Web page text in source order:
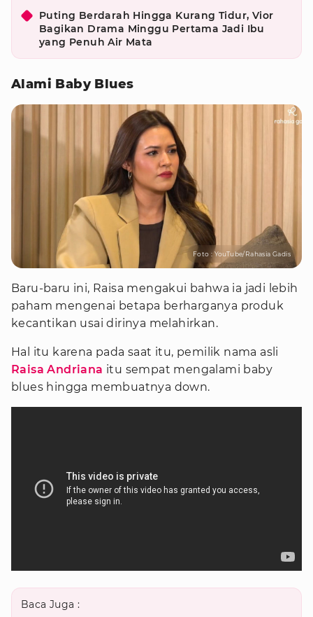
Puting Berdarah Hingga Kurang Tidur, Vior
Bagikan Drama Minggu Pertama Jadi Ibu
yang Penuh Air Mata
Alami Baby Blues
Foto : YouTube/Rahasia Gadis
Baru-baru ini, Raisa mengakui bahwa ia jadi lebih
paham mengenai betapa berharganya produk
kecantikan usai dirinya melahirkan.
Hal itu karena pada saat itu, pemilik nama asli
Raisa Andriana itu sempat mengalami baby
blues hingga membuatnya down.
Baca Juga :